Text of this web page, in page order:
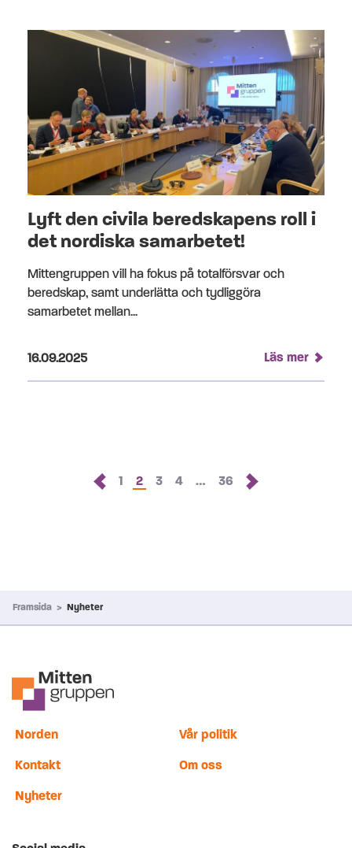
Lyft den civila beredskapens roll i
det nordiska samarbetet!
Mittengruppen vill ha fokus på totalförsvar och
beredskap, samt underlätta och tydliggöra
samarbetet mellan...
Publicerad på:
16.09.2025 Läs mer
Sida
1 Sida
2 Sida
3 Sida
4 … Sida
36
Framsida > Nyheter
Norden Vår politik
Kontakt Om oss
Nyheter